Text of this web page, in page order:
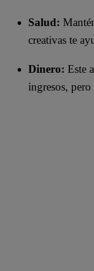
Salud:
creativas te
Dinero: Este
ingresos,